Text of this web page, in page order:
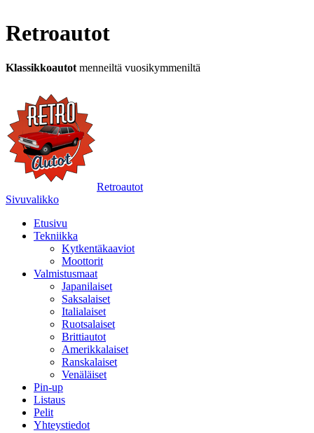
Retroautot
Klassikkoautot menneiltä vuosikymmeniltä
Retroautot
Sivuvalikko
Etusivu
Tekniikka
Kytkentäkaaviot
Moottorit
Valmistusmaat
Japanilaiset
Saksalaiset
Italialaiset
Ruotsalaiset
Brittiautot
Amerikkalaiset
Ranskalaiset
Venäläiset
Pin-up
Listaus
Pelit
Yhteystiedot